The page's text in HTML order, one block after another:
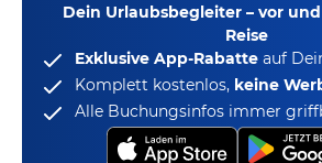
Dein Urlaubsbegleiter – vor
Reise
Exklusive App-Rabatte auf
Komplett kostenlos, keine
Alle Buchungsinfos immer